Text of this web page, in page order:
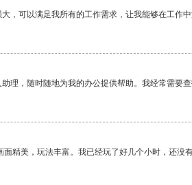
，可以满足我所有的工作需求，让我能够在工作
理，随时随地为我的办公提供帮助。我经常需要
面精美，玩法丰富。我已经玩了好几个小时，还没